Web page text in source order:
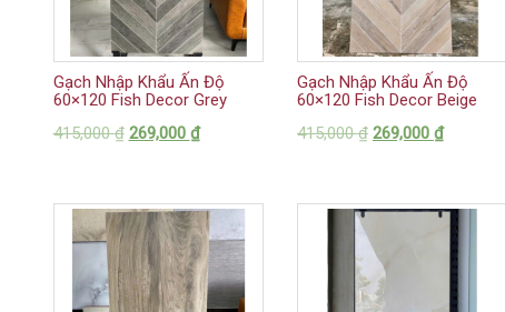
Gạch Nhập Khẩu Ấn Độ
60×120 Fish Decor Grey
415,000₫ 269,000 ₫
Gạch Nhập Khẩu Ấn Độ
60×120 Fish Decor Beige
415,000₫ 269,000 ₫